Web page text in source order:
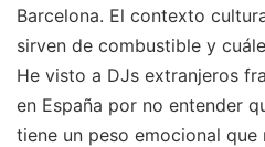
Barcelona. El contexto
sirven de combustible y
He visto a DJs extranjeros
en España por no entender
tiene un peso emocional